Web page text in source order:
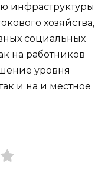
инфраструктуры
хозяйства,
социальных
на работников
уровня
и на и местное